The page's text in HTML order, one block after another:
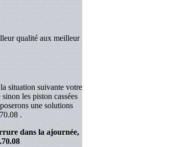
qualité aux meilleur
situation suivante votre
les piston cassées
une solutions
.
dans la ajournée,